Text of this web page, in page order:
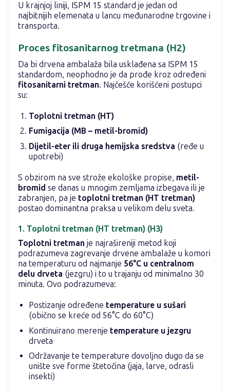
U krajnjoj liniji, ISPM 15 standard je jedan od
najbitnijih elemenata u lancu međunarodne trgovine i
transporta.
Proces fitosanitarnog tretmana (H2)
Da bi drvena ambalaža bila usklađena sa ISPM 15
standardom, neophodno je da prođe kroz određeni
fitosanitarni tretman. Najčešće korišćeni postupci
su:
Toplotni tretman (HT)
Fumigacija (MB – metil-bromid)
Dijetil-eter ili druga hemijska sredstva (ređe u
upotrebi)
S obzirom na sve strože ekološke propise, metil-
bromid se danas u mnogim zemljama izbegava ili je
zabranjen, pa je toplotni tretman (HT tretman)
postao dominantna praksa u velikom delu sveta.
1. Toplotni tretman (HT tretman) (H3)
Toplotni tretman je najrašireniji metod koji
podrazumeva zagrevanje drvene ambalaže u komori
na temperaturu od najmanje 56°C u centralnom
delu drveta (jezgru) i to u trajanju od minimalno 30
minuta. Ovo podrazumeva:
Postizanje određene temperature u sušari
(obično se kreće od 56°C do 60°C)
Kontinuirano merenje temperature u jezgru
drveta
Održavanje te temperature dovoljno dugo da se
unište sve forme štetočina (jaja, larve, odrasli
insekti)